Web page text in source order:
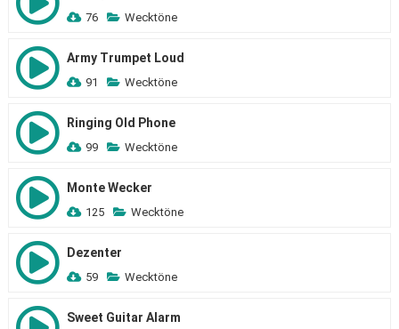
76 Wecktöne
Army Trumpet Loud
91 Wecktöne
Ringing Old Phone
99 Wecktöne
Monte Wecker
125 Wecktöne
Dezenter
59 Wecktöne
Sweet Guitar Alarm